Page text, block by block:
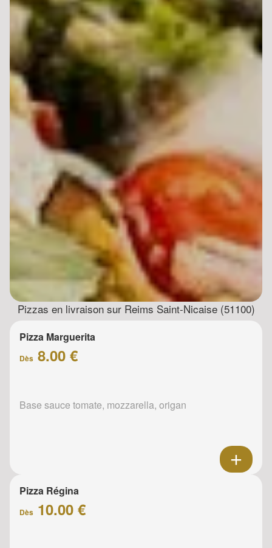
Pizzas en livraison sur Reims Saint-Nicaise (51100)
Pizza Marguerita
Dès 8.00 €
Base sauce tomate, mozzarella, origan
Pizza Régina
Dès 10.00 €